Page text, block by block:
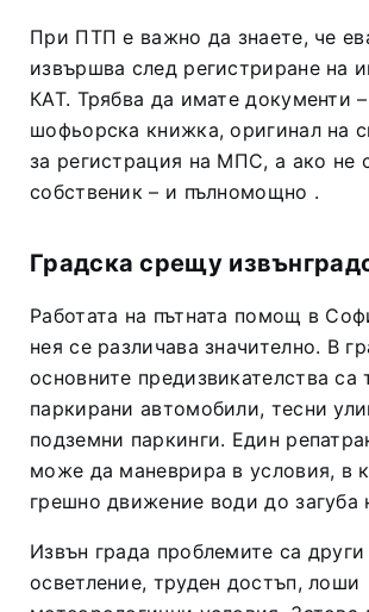
При ПТП е важно да знаете, че
извършва след регистриране на
КАТ. Трябва да имате документи
шофьорска книжка, оригинал на
за регистрация на МПС, а ако не
собственик – и пълномощно .
Градска срещу
Работата на пътната помощ в
нея се различава значително. В
основните предизвикателства са
паркирани автомобили, тесни
подземни паркинги. Един
може да маневрира в условия, в
грешно движение води до загуба
Извън града проблемите са други
осветление, труден достъп, лоши